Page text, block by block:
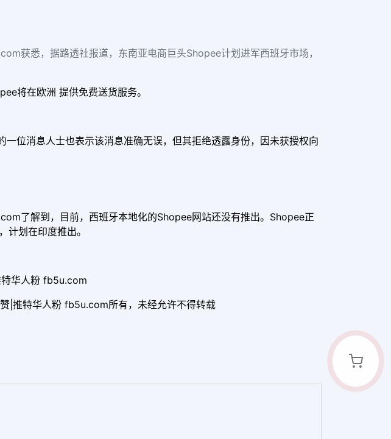
获悉，据路透社报道，东南亚电商巨头Shopee计划进军西班牙市场，
将在欧洲 提供免费送货服务。
位消息人士也表示该消息准确无误，但其拒绝透露身份，因未获授权向
了解到，目前，西班牙本地化的Shopee网站还没有推出。Shopee正
划在印度推出。
华人粉 fb5u.com
|推特华人粉 fb5u.com所有，未经允许不得转载